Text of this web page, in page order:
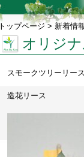
トップページ > 新着情
オリジナ
スモークツリーリース
造花リース